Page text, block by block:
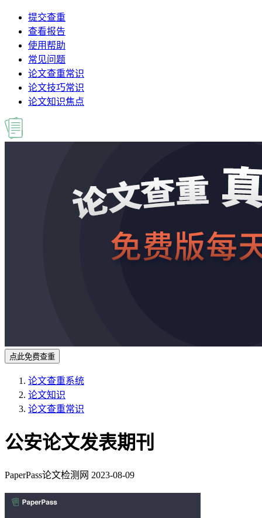
提交查重
查看报告
使用帮助
常见问题
论文查重常识
论文技巧常识
论文知识焦点
点此免费查重
论文查重系统
论文知识
论文查重常识
公安论文发表期刊
PaperPass论文检测网 2023-08-09